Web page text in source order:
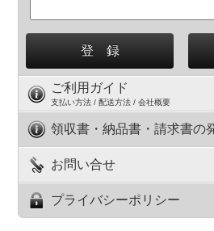
ご利用ガイド
支払い方法 / 配送方法 / 会社概要
領収書・納品書・請求書の
お問い合せ
プライバシーポリシー